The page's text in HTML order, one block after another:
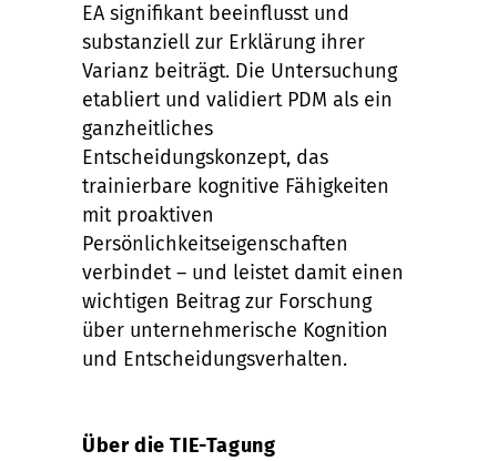
EA signifikant beeinflusst und
substanziell zur Erklärung ihrer
Varianz beiträgt. Die Untersuchung
etabliert und validiert PDM als ein
ganzheitliches
Entscheidungskonzept, das
trainierbare kognitive Fähigkeiten
mit proaktiven
Persönlichkeitseigenschaften
verbindet – und leistet damit einen
wichtigen Beitrag zur Forschung
über unternehmerische Kognition
und Entscheidungsverhalten.
Über die TIE-Tagung